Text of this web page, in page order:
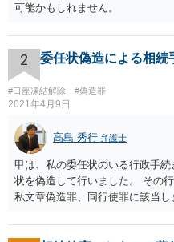
可能かもしれません。
2 委任状偽造による相続
#口座凍結解除 #偽造罪
2021年4月9日
高島 秀行 弁護士
甲は、私の委任状のいる行政手
状を偽造して行いました。 そ
私文章偽造罪、同行使罪に該当
か？ 委任状を偽造して使用す